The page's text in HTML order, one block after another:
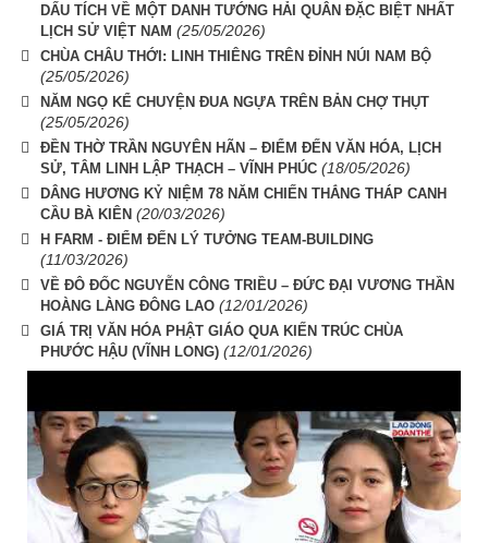
DẤU TÍCH VỀ MỘT DANH TƯỚNG HẢI QUÂN ĐẶC BIỆT NHẤT
LỊCH SỬ VIỆT NAM (25/05/2026)
CHÙA CHÂU THỚI: LINH THIÊNG TRÊN ĐỈNH NÚI NAM BỘ
(25/05/2026)
NĂM NGỌ KỂ CHUYỆN ĐUA NGỰA TRÊN BẢN CHỢ THỤT
(25/05/2026)
ĐỀN THỜ TRẦN NGUYÊN HÃN – ĐIỂM ĐẾN VĂN HÓA, LỊCH
SỬ, TÂM LINH LẬP THẠCH – VĨNH PHÚC (18/05/2026)
DÂNG HƯƠNG KỶ NIỆM 78 NĂM CHIẾN THẮNG THÁP CANH
CẦU BÀ KIÊN (20/03/2026)
H FARM - ĐIỂM ĐẾN LÝ TƯỞNG TEAM-BUILDING
(11/03/2026)
VỀ ĐÔ ĐỐC NGUYỄN CÔNG TRIỀU – ĐỨC ĐẠI VƯƠNG THẦN
HOÀNG LÀNG ĐÔNG LAO (12/01/2026)
GIÁ TRỊ VĂN HÓA PHẬT GIÁO QUA KIẾN TRÚC CHÙA
PHƯỚC HẬU (VĨNH LONG) (12/01/2026)